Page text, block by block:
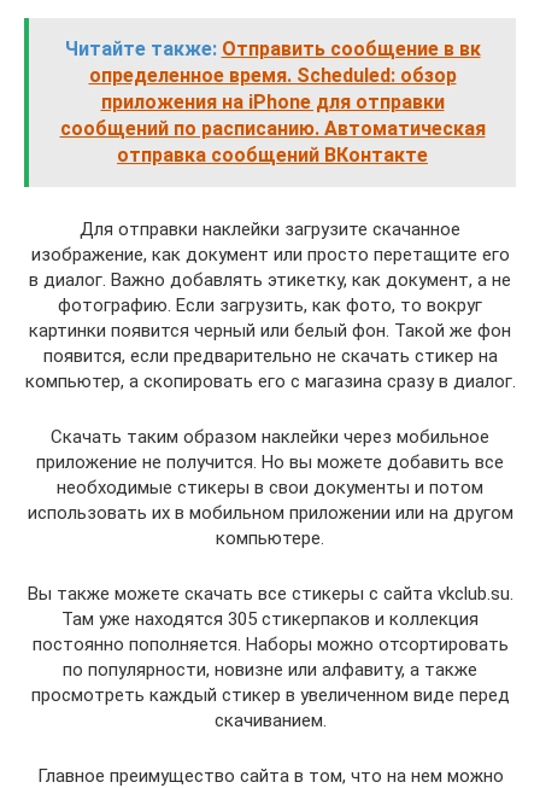
Читайте также: Отправить сообщение в вк
определенное время. Scheduled: обзор
приложения на iPhone для отправки
сообщений по расписанию. Автоматическая
отправка сообщений ВКонтакте
Для отправки наклейки загрузите скачанное
изображение, как документ или просто перетащите его
в диалог. Важно добавлять этикетку, как документ, а не
фотографию. Если загрузить, как фото, то вокруг
картинки появится черный или белый фон. Такой же фон
появится, если предварительно не скачать стикер на
компьютер, а скопировать его с магазина сразу в диалог.
Скачать таким образом наклейки через мобильное
приложение не получится. Но вы можете добавить все
необходимые стикеры в свои документы и потом
использовать их в мобильном приложении или на другом
компьютере.
Вы также можете скачать все стикеры с сайта vkclub.su.
Там уже находятся 305 стикерпаков и коллекция
постоянно пополняется. Наборы можно отсортировать
по популярности, новизне или алфавиту, а также
просмотреть каждый стикер в увеличенном виде перед
скачиванием.
Главное преимущество сайта в том, что на нем можно